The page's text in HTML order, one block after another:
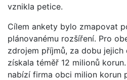
vznikla petice.
Cílem ankety bylo zmapovat
plánovanému rozšíření. Pro
zdrojem příjmů, za dobu
získala téměř 12 milionů
nabízí firma obci milion korun